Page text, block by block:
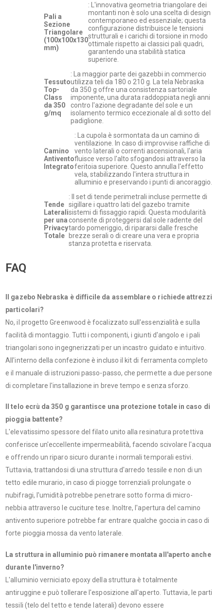
Pali a
Sezione
Triangolare
(100x100x130
mm)
: L'innovativa geometria triangolare dei
montanti non è solo una scelta di design
contemporaneo ed essenziale; questa
configurazione distribuisce le tensioni
strutturali e i carichi di torsione in modo
ottimale rispetto ai classici pali quadri,
garantendo una stabilità statica
superiore.
Tessuto
Top-
Class
da 350
g/mq
: La maggior parte dei gazebbi in commercio
utilizza teli da 180 o 210 g. La tela Nebraska
da 350 g offre una consistenza sartoriale
imponente, una durata raddoppiata negli anni
contro l'azione degradante del sole e un
isolamento termico eccezionale al di sotto del
padiglione.
Camino
Antivento
Integrato
: La cupola è sormontata da un camino di
ventilazione. In caso di improvvise raffiche di
vento laterali o correnti ascensionali, l'aria
fluisce verso l'alto sfogandosi attraverso la
feritoia superiore. Questo annulla l'effetto
vela, stabilizzando l'intera struttura in
alluminio e preservando i punti di ancoraggio.
Tende
Laterali
per una
Privacy
Totale
: Il set di tende perimetrali incluse permette di
sigillare i quattro lati del gazebo tramite
sistemi di fissaggio rapidi. Questa modularità
consente di proteggersi dal sole radente del
tardo pomeriggio, di ripararsi dalle fresche
brezze serali o di creare una vera e propria
stanza protetta e riservata.
FAQ
Il gazebo Nebraska è difficile da assemblare o richiede attrezzi
particolari?
No, il progetto Greenwood è focalizzato sull'essenzialità e sulla
facilità di montaggio. Tutti i componenti, i giunti d'angolo e i pali
triangolari sono ingegnerizzati per un incastro guidato e intuitivo.
All'interno della confezione è incluso il kit di ferramenta completo
e il manuale di istruzioni passo-passo, che permette a due persone
di completare l'installazione in breve tempo e senza sforzo.
Il telo ecrù da 350 g garantisce una protezione totale in caso di
pioggia battente?
L'elevatissimo spessore del filato unito alla resinatura protettiva
conferisce un'eccellente impermeabilità, facendo scivolare l'acqua
e offrendo un riparo sicuro durante i normali temporali estivi.
Tuttavia, trattandosi di una struttura d'arredo tessile e non di un
tetto edile murario, in caso di piogge torrenziali prolungate o
nubifragi, l'umidità potrebbe penetrare sotto forma di micro-
nebbia attraverso le cuciture tese. Inoltre, l'apertura del camino
antivento superiore potrebbe far entrare qualche goccia in caso di
forte pioggia mossa da vento laterale.
La struttura in alluminio può rimanere montata all'aperto anche
durante l'inverno?
L'alluminio verniciato epoxy della struttura è totalmente
antiruggine e può tollerare l'esposizione all'aperto. Tuttavia, le parti
tessili (telo del tetto e tende laterali) devono essere